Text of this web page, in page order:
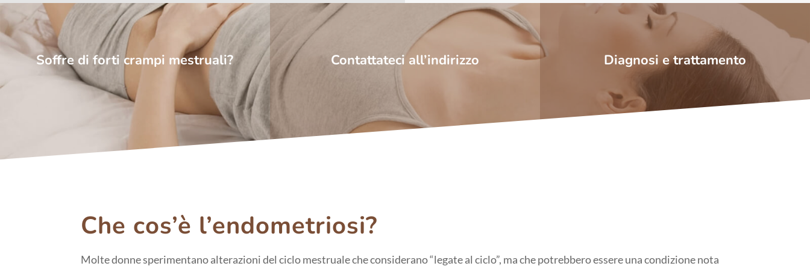
Soffre di forti crampi mestruali? Contattateci all’indirizzo Diagnosi e trattamento
Che cos’è l’endometriosi?
Molte donne sperimentano alterazioni del ciclo mestruale che considerano “legate al ciclo”, ma che potrebbero essere una condizione nota